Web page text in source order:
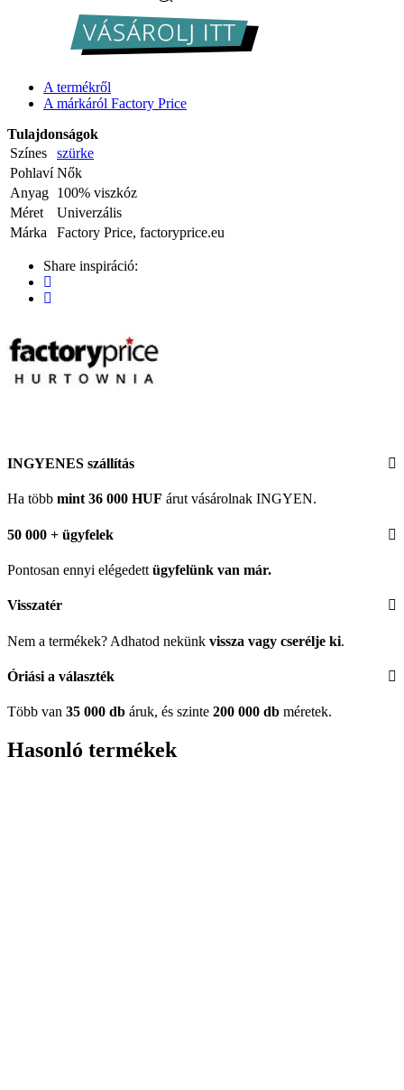
A termékről
A márkáról Factory Price
Tulajdonságok
Színes
szürke
Pohlaví Nők
Anyag 100% viszkóz
Méret
Univerzális
Márka
Factory Price, factoryprice.eu
Share inspiráció:
INGYENES szállítás
Ha több mint 36 000 HUF árut vásárolnak INGYEN.
50 000 + ügyfelek
Pontosan ennyi elégedett ügyfelünk van már.
Visszatér
Nem a termékek? Adhatod nekünk vissza vagy cserélje ki.
Óriási a választék
Több van 35 000 db áruk, és szinte 200 000 db méretek.
Hasonló termékek